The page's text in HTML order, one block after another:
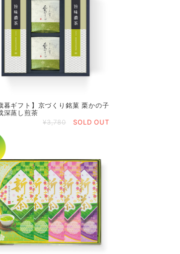
暮ギフト】京づくり銘菓 栗かの子
深蒸し煎茶
¥3,780
SOLD OUT